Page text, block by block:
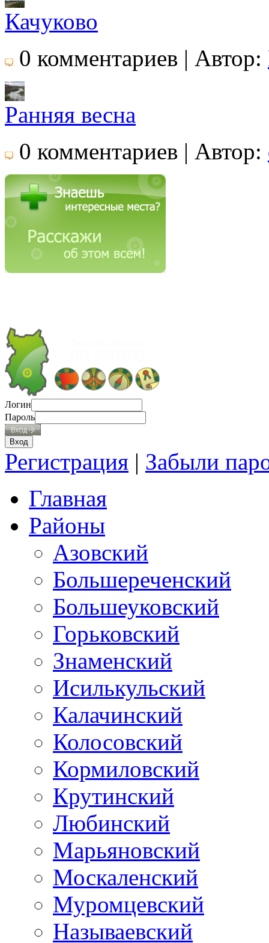
Качуково
0 комментариев | Автор:
Ранняя весна
0 комментариев | Автор:
Логин
Пароль
Регистрация | Забыли
Главная
Районы
Азовский
Большереченский
Большеуковский
Горьковский
Знаменский
Исилькульский
Калачинский
Колосовский
Кормиловский
Крутинский
Любинский
Марьяновский
Москаленский
Муромцевский
Называевский